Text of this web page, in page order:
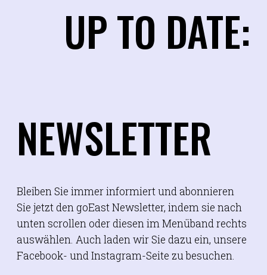
UP TO DATE:
NEWSLETTER
Bleiben Sie immer informiert und abonnieren
Sie jetzt den goEast Newsletter, indem sie nach
unten scrollen oder diesen im Menüband rechts
auswählen. Auch laden wir Sie dazu ein, unsere
Facebook- und Instagram-Seite zu besuchen.